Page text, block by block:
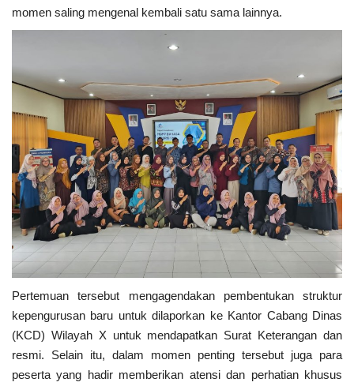
momen saling mengenal kembali satu sama lainnya.
Pertemuan tersebut mengagendakan pembentukan struktur
kepengurusan baru untuk dilaporkan ke Kantor Cabang Dinas
(KCD) Wilayah X untuk mendapatkan Surat Keterangan dan
resmi. Selain itu, dalam momen penting tersebut juga para
peserta yang hadir memberikan atensi dan perhatian khusus